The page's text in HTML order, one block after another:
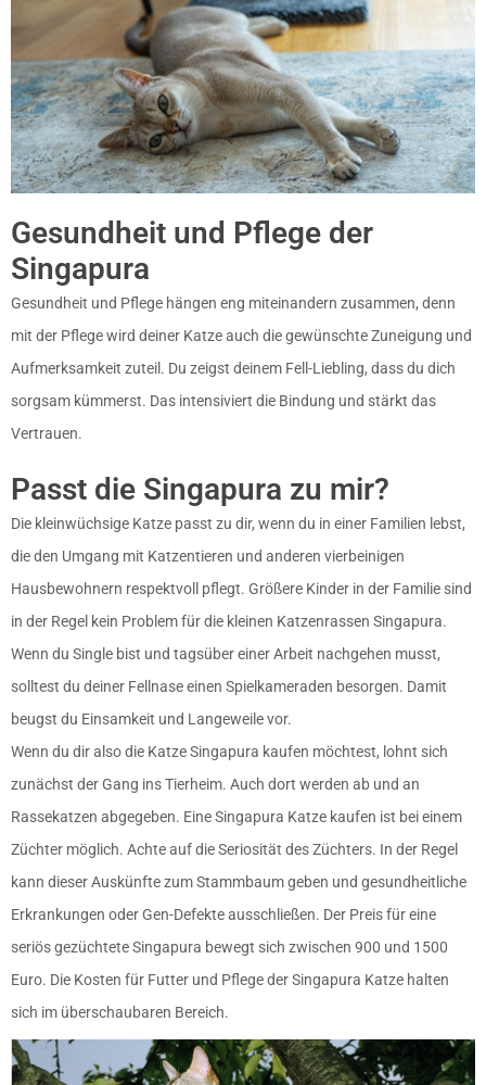
Gesundheit und Pflege der
Singapura
Gesundheit und Pflege hängen eng miteinandern zusammen, denn
mit der Pflege wird deiner Katze auch die gewünschte Zuneigung und
Aufmerksamkeit zuteil. Du zeigst deinem Fell-Liebling, dass du dich
sorgsam kümmerst. Das intensiviert die Bindung und stärkt das
Vertrauen.
Passt die Singapura zu mir?
Die kleinwüchsige Katze passt zu dir, wenn du in einer Familien lebst,
die den Umgang mit Katzentieren und anderen vierbeinigen
Hausbewohnern respektvoll pflegt. Größere Kinder in der Familie sind
in der Regel kein Problem für die kleinen Katzenrassen Singapura.
Wenn du Single bist und tagsüber einer Arbeit nachgehen musst,
solltest du deiner Fellnase einen Spielkameraden besorgen. Damit
beugst du Einsamkeit und Langeweile vor.
Wenn du dir also die Katze Singapura kaufen möchtest, lohnt sich
zunächst der Gang ins Tierheim. Auch dort werden ab und an
Rassekatzen abgegeben. Eine Singapura Katze kaufen ist bei einem
Züchter möglich. Achte auf die Seriosität des Züchters. In der Regel
kann dieser Auskünfte zum Stammbaum geben und gesundheitliche
Erkrankungen oder Gen-Defekte ausschließen. Der Preis für eine
seriös gezüchtete Singapura bewegt sich zwischen 900 und 1500
Euro. Die Kosten für Futter und Pflege der Singapura Katze halten
sich im überschaubaren Bereich.